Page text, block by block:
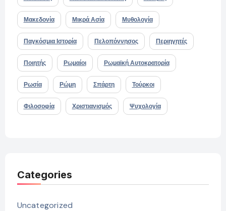
Μακεδονία Μικρά Ασία Μυθολογία
Παγκόσμια Ιστορία Πελοπόννησος Περιηγητές
Ποιητής Ρωμαίοι Ρωμαϊκή Αυτοκρατορία
Ρωσία Ρώμη Σπάρτη Τούρκοι
Φιλοσοφία Χριστιανισμός Ψυχολογία
Categories
Uncategorized